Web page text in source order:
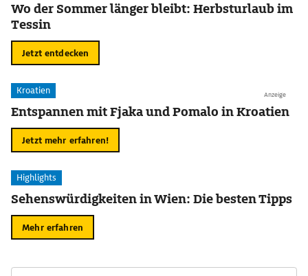
Wo der Sommer länger bleibt: Herbsturlaub im
Tessin
Jetzt entdecken
Anzeige
Kroatien
Entspannen mit Fjaka und Pomalo in Kroatien
Jetzt mehr erfahren!
Highlights
Sehenswürdigkeiten in Wien: Die besten Tipps
Mehr erfahren